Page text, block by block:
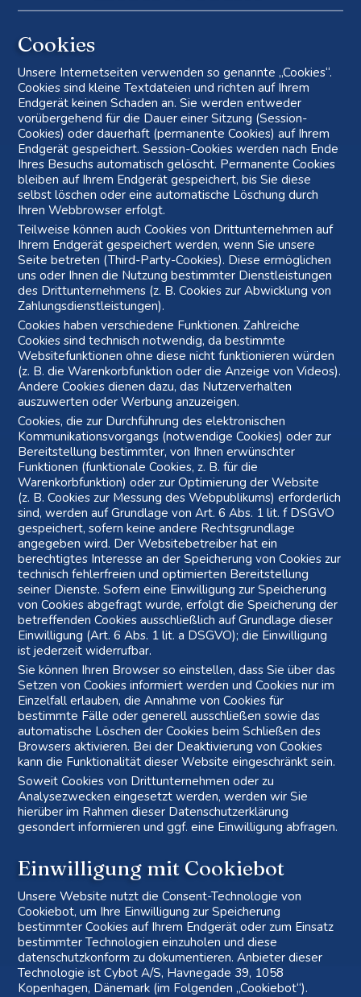
Cookies
Unsere Internetseiten verwenden so genannte „Cookies“.
Cookies sind kleine Textdateien und richten auf Ihrem
Endgerät keinen Schaden an. Sie werden entweder
vorübergehend für die Dauer einer Sitzung (Session-
Cookies) oder dauerhaft (permanente Cookies) auf Ihrem
Endgerät gespeichert. Session-Cookies werden nach Ende
Ihres Besuchs automatisch gelöscht. Permanente Cookies
bleiben auf Ihrem Endgerät gespeichert, bis Sie diese
selbst löschen oder eine automatische Löschung durch
Ihren Webbrowser erfolgt.
Teilweise können auch Cookies von Drittunternehmen auf
Ihrem Endgerät gespeichert werden, wenn Sie unsere
Seite betreten (Third-Party-Cookies). Diese ermöglichen
uns oder Ihnen die Nutzung bestimmter Dienstleistungen
des Drittunternehmens (z. B. Cookies zur Abwicklung von
Zahlungsdienstleistungen).
Cookies haben verschiedene Funktionen. Zahlreiche
Cookies sind technisch notwendig, da bestimmte
Websitefunktionen ohne diese nicht funktionieren würden
(z. B. die Warenkorbfunktion oder die Anzeige von Videos).
Andere Cookies dienen dazu, das Nutzerverhalten
auszuwerten oder Werbung anzuzeigen.
Cookies, die zur Durchführung des elektronischen
Kommunikationsvorgangs (notwendige Cookies) oder zur
Bereitstellung bestimmter, von Ihnen erwünschter
Funktionen (funktionale Cookies, z. B. für die
Warenkorbfunktion) oder zur Optimierung der Website
(z. B. Cookies zur Messung des Webpublikums) erforderlich
sind, werden auf Grundlage von Art. 6 Abs. 1 lit. f DSGVO
gespeichert, sofern keine andere Rechtsgrundlage
angegeben wird. Der Websitebetreiber hat ein
berechtigtes Interesse an der Speicherung von Cookies zur
technisch fehlerfreien und optimierten Bereitstellung
seiner Dienste. Sofern eine Einwilligung zur Speicherung
von Cookies abgefragt wurde, erfolgt die Speicherung der
betreffenden Cookies ausschließlich auf Grundlage dieser
Einwilligung (Art. 6 Abs. 1 lit. a DSGVO); die Einwilligung
ist jederzeit widerrufbar.
Sie können Ihren Browser so einstellen, dass Sie über das
Setzen von Cookies informiert werden und Cookies nur im
Einzelfall erlauben, die Annahme von Cookies für
bestimmte Fälle oder generell ausschließen sowie das
automatische Löschen der Cookies beim Schließen des
Browsers aktivieren. Bei der Deaktivierung von Cookies
kann die Funktionalität dieser Website eingeschränkt sein.
Soweit Cookies von Drittunternehmen oder zu
Analysezwecken eingesetzt werden, werden wir Sie
hierüber im Rahmen dieser Datenschutzerklärung
gesondert informieren und ggf. eine Einwilligung abfragen.
Einwilligung mit Cookiebot
Unsere Website nutzt die Consent-Technologie von
Cookiebot, um Ihre Einwilligung zur Speicherung
bestimmter Cookies auf Ihrem Endgerät oder zum Einsatz
bestimmter Technologien einzuholen und diese
datenschutzkonform zu dokumentieren. Anbieter dieser
Technologie ist Cybot A/S, Havnegade 39, 1058
Kopenhagen, Dänemark (im Folgenden „Cookiebot“).